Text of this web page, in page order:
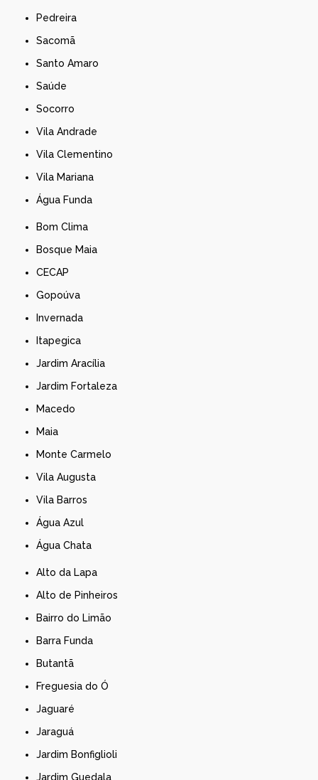
Pedreira
Sacomã
Santo Amaro
Saúde
Socorro
Vila Andrade
Vila Clementino
Vila Mariana
Água Funda
Bom Clima
Bosque Maia
CECAP
Gopoúva
Invernada
Itapegica
Jardim Aracília
Jardim Fortaleza
Macedo
Maia
Monte Carmelo
Vila Augusta
Vila Barros
Água Azul
Água Chata
Alto da Lapa
Alto de Pinheiros
Bairro do Limão
Barra Funda
Butantã
Freguesia do Ó
Jaguaré
Jaraguá
Jardim Bonfiglioli
Jardim Guedala